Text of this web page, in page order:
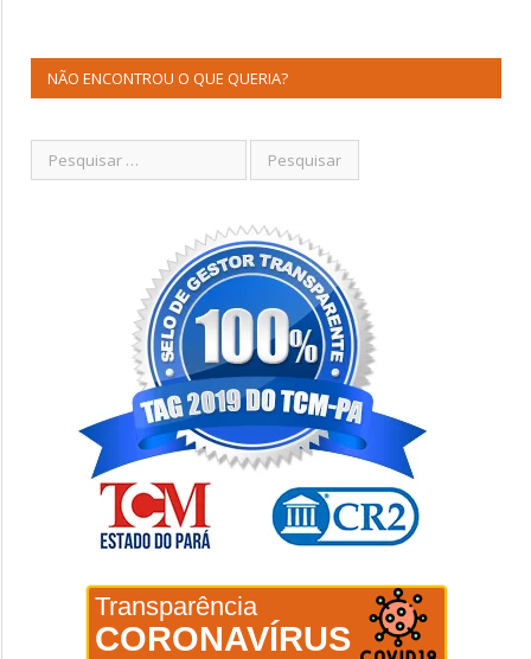
NÃO ENCONTROU O QUE QUERIA?
Transparência
CORONAVÍRUS